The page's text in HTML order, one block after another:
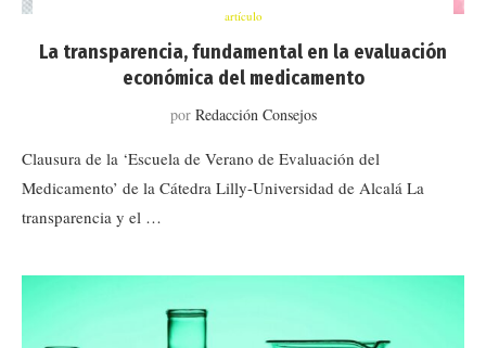
artículo
La transparencia, fundamental en la evaluación
económica del medicamento
por Redacción Consejos
Clausura de la ‘Escuela de Verano de Evaluación del
Medicamento’ de la Cátedra Lilly-Universidad de Alcalá La
transparencia y el …